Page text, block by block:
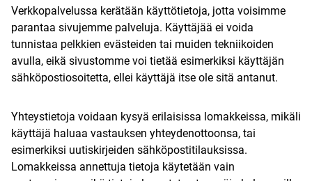
Verkkopalvelussa kerätään käyttötietoja, jotta voisimme
parantaa sivujemme palveluja. Käyttäjää ei voida
tunnistaa pelkkien evästeiden tai muiden tekniikoiden
avulla, eikä sivustomme voi tietää esimerkiksi käyttäjän
sähköpostiosoitetta, ellei käyttäjä itse ole sitä antanut.
Yhteystietoja voidaan kysyä erilaisissa lomakkeissa, mikäli
käyttäjä haluaa vastauksen yhteydenottoonsa, tai
esimerkiksi uutiskirjeiden sähköpostitilauksissa.
Lomakkeissa annettuja tietoja käytetään vain